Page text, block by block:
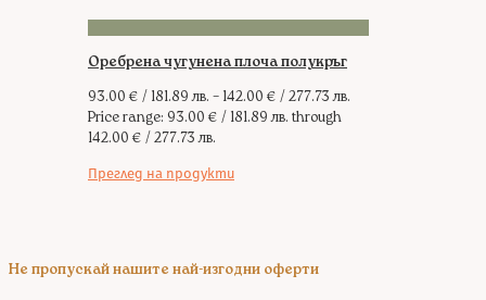
Оребрена чугунена плоча полукръг
93.00 € / 181.89 лв. – 142.00 € / 277.73 лв.
Price range: 93.00 € / 181.89 лв. through
142.00 € / 277.73 лв.
Преглед на продукти
Не пропускай нашите най-изгодни оферти